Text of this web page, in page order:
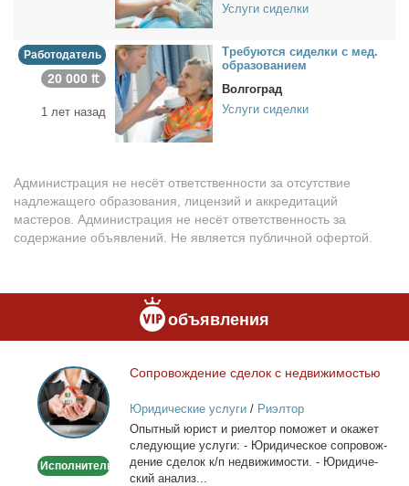
Услуги сиделки
Работодатель
20 000 ₶
1 лет назад
Тре­бу­ют­ся си­дел­ки с мед.
об­ра­зо­ва­ни­ем
Волгоград
Услуги сиделки
Администрация не несёт ответственности за отсутствие
надлежащего образования, лицензий и аккредитаций
мастеров. Администрация не несёт ответственность за
содержание объявлений. Не является публичной офертой.
объявления
Сопровождение
сделок
с
недвижимостью
Исполнитель
Со­про­вож­де­ние сде­лок с недви­жи­мо­стью
Юридические услуги/ Риэлтор
Опыт­ный юрист и ри­ел­тор по­мо­жет и ока­жет
сле­ду­ю­щие услу­ги: - Юри­ди­че­ское со­про­вож­
де­ние сде­лок к/п недви­жи­мо­сти. - Юри­ди­че­
ский ана­лиз...